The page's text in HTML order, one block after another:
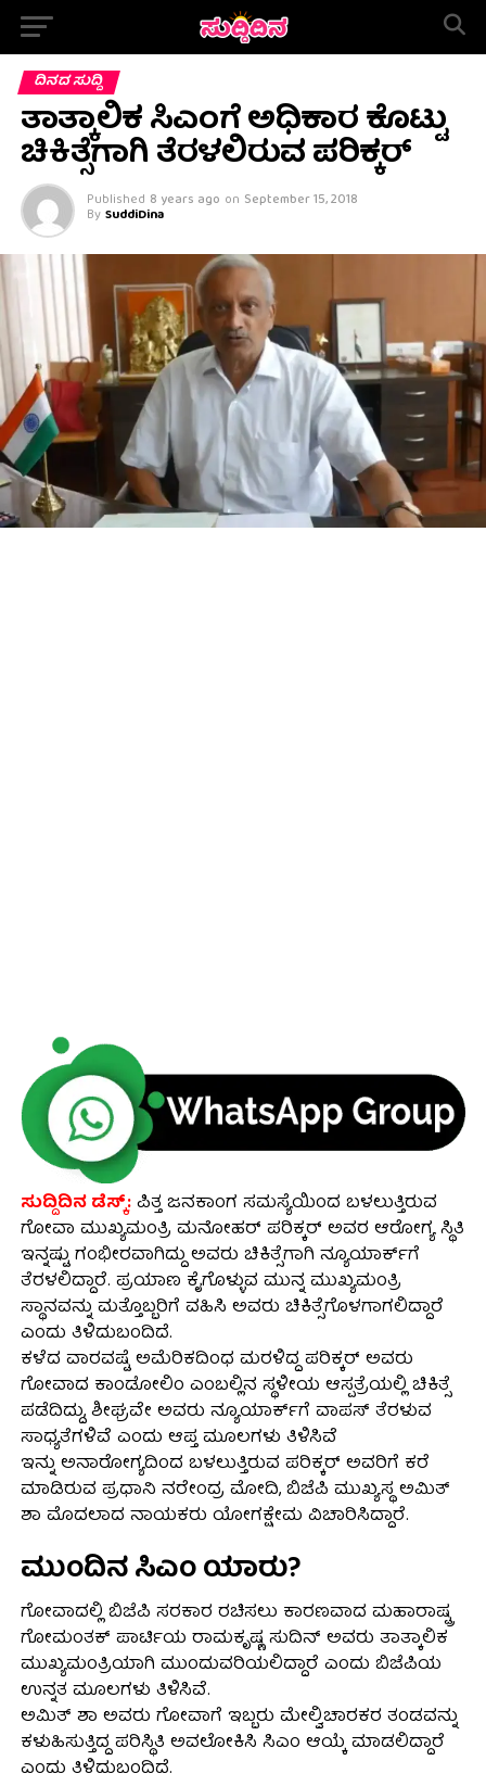
ದಿನದ ಸುದ್ದಿ
ತಾತ್ಕಾಲಿಕ ಸಿಎಂಗೆ ಅಧಿಕಾರ ಕೊಟ್ಟು
ಚಿಕಿತ್ಸೆಗಾಗಿ ತೆರಳಲಿರುವ ಪರಿಕ್ಕರ್
Published 8 years ago on September 15, 2018
By SuddiDina
ಸುದ್ದಿದಿನ ಡೆಸ್ಕ್:ಪಿತ್ತ ಜನಕಾಂಗ ಸಮಸ್ಯೆಯಿಂದ ಬಳಲುತ್ತಿರುವ
ಗೋವಾ ಮುಖ್ಯಮಂತ್ರಿ ಮನೋಹರ್ ಪರಿಕ್ಕರ್ ಅವರ ಆರೋಗ್ಯ ಸ್ಥಿತಿ
ಇನ್ನಷ್ಟು ಗಂಭೀರವಾಗಿದ್ದು ಅವರು ಚಿಕಿತ್ಸೆಗಾಗಿ ನ್ಯೂಯಾರ್ಕ್‍ಗೆ
ತೆರಳಲಿದ್ದಾರೆ. ಪ್ರಯಾಣ ಕೈಗೊಳ್ಳುವ ಮುನ್ನ ಮುಖ್ಯಮಂತ್ರಿ
ಸ್ಥಾನವನ್ನು ಮತ್ತೊಬ್ಬರಿಗೆ ವಹಿಸಿ ಅವರು ಚಿಕಿತ್ಸೆಗೊಳಗಾಗಲಿದ್ದಾರೆ
ಎಂದು ತಿಳಿದುಬಂದಿದೆ.
ಕಳೆದ ವಾರವಷ್ಟೆ ಅಮೆರಿಕದಿಂಧ ಮರಳಿದ್ದ ಪರಿಕ್ಕರ್ ಅವರು
ಗೋವಾದ ಕಾಂಡೋಲಿಂ ಎಂಬಲ್ಲಿನ ಸ್ಥಳೀಯ ಆಸ್ಪತ್ರೆಯಲ್ಲಿ ಚಿಕಿತ್ಸೆ
ಪಡೆದಿದ್ದು, ಶೀಘ್ರವೇ ಅವರು ನ್ಯೂಯಾರ್ಕ್‍ಗೆ ವಾಪಸ್ ತೆರಳುವ
ಸಾಧ್ಯತೆಗಳಿವೆ ಎಂದು ಆಪ್ತ ಮೂಲಗಳು ತಿಳಿಸಿವೆ
ಇನ್ನು ಅನಾರೋಗ್ಯದಿಂದ ಬಳಲುತ್ತಿರುವ ಪರಿಕ್ಕರ್ ಅವರಿಗೆ ಕರೆ
ಮಾಡಿರುವ ಪ್ರಧಾನಿ ನರೇಂದ್ರ ಮೋದಿ, ಬಿಜೆಪಿ ಮುಖ್ಯಸ್ಥ ಅಮಿತ್
ಶಾ ಮೊದಲಾದ ನಾಯಕರು ಯೋಗಕ್ಷೇಮ ವಿಚಾರಿಸಿದ್ದಾರೆ.
ಮುಂದಿನ ಸಿಎಂ ಯಾರು?
ಗೋವಾದಲ್ಲಿ ಬಿಜೆಪಿ ಸರಕಾರ ರಚಿಸಲು ಕಾರಣವಾದ ಮಹಾರಾಷ್ಟ್ರ
ಗೋಮಂತಕ್ ಪಾರ್ಟಿಯ ರಾಮಕೃಷ್ಣ ಸುದಿನ್ ಅವರು ತಾತ್ಕಾಲಿಕ
ಮುಖ್ಯಮಂತ್ರಿಯಾಗಿ ಮುಂದುವರಿಯಲಿದ್ದಾರೆ ಎಂದು ಬಿಜೆಪಿಯ
ಉನ್ನತ ಮೂಲಗಳು ತಿಳಿಸಿವೆ.
ಅಮಿತ್ ಶಾ ಅವರು ಗೋವಾಗೆ ಇಬ್ಬರು ಮೇಲ್ವಿಚಾರಕರ ತಂಡವನ್ನು
ಕಳುಹಿಸುತ್ತಿದ್ದ ಪರಿಸ್ಥಿತಿ ಅವಲೋಕಿಸಿ ಸಿಎಂ ಆಯ್ಕೆ ಮಾಡಲಿದ್ದಾರೆ
ಎಂದು ತಿಳಿದುಬಂದಿದೆ.